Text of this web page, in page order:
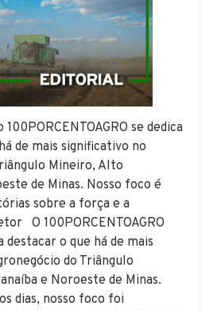
se dedica
de mais significativo no
Mineiro, Alto
de Minas. Nosso foco é
sobre a força e a
O 100PORCENTOAGRO
destacar o que há de mais
do Triângulo
e Noroeste de Minas.
dias, nosso foco foi